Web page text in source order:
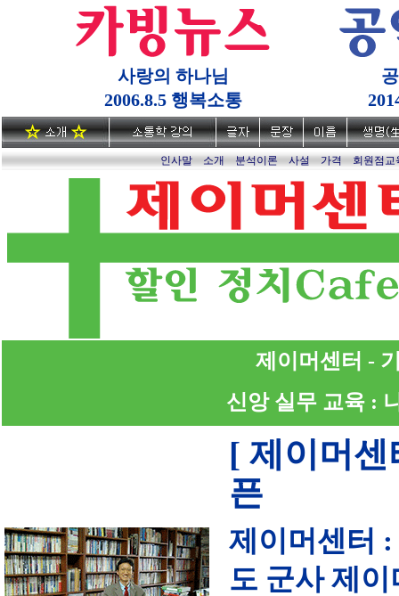
사랑의 하나님
2006.8.5 행복소통
인사말 소개 분석이론 사설 가격 회원점교
제이머센터 -
신앙 실무 교육 :
[ 제이머센
픈
제이머센터
도 군사 제